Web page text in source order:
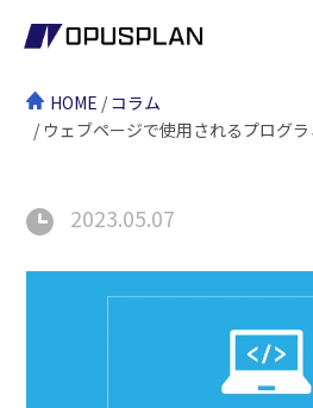
HOME / コラム
/ ウェブページで使用されるプログ
2023.05.07